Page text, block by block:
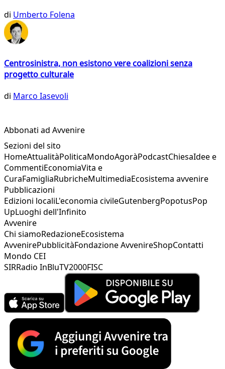
di Umberto Folena
Centrosinistra, non esistono vere coalizioni senza
progetto culturale
di Marco Iasevoli
Abbonati ad Avvenire
Sezioni del sito
HomeAttualitàPoliticaMondoAgoràPodcastChiesaIdee e
CommentiEconomiaVita e
CuraFamigliaRubricheMultimediaEcosistema avvenire
Pubblicazioni
Edizioni localiL'economia civileGutenbergPopotusPop
UpLuoghi dell'Infinito
Avvenire
Chi siamoRedazioneEcosistema
AvvenirePubblicitàFondazione AvvenireShopContatti
Mondo CEI
SIRRadio InBluTV2000FISC